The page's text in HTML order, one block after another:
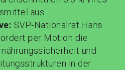
aus.
SVP-Nationalrat Hans
per Motion die
und
in der